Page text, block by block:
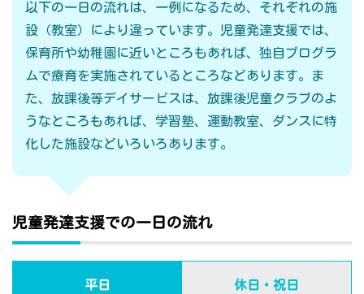
以下の一日の流れは、一例になるため、それぞれの施
設（教室）により違っています。児童発達支援では、
保育所や幼稚園に近いところもあれば、独自プログラ
ムで療育を実施されているところなどあります。ま
た、放課後等デイサービスは、放課後児童クラブのよ
うなところもあれば、学習塾、運動教室、ダンスに特
化した施設などいろいろあります。
児童発達支援での一日の流れ
平日 休日・祝日